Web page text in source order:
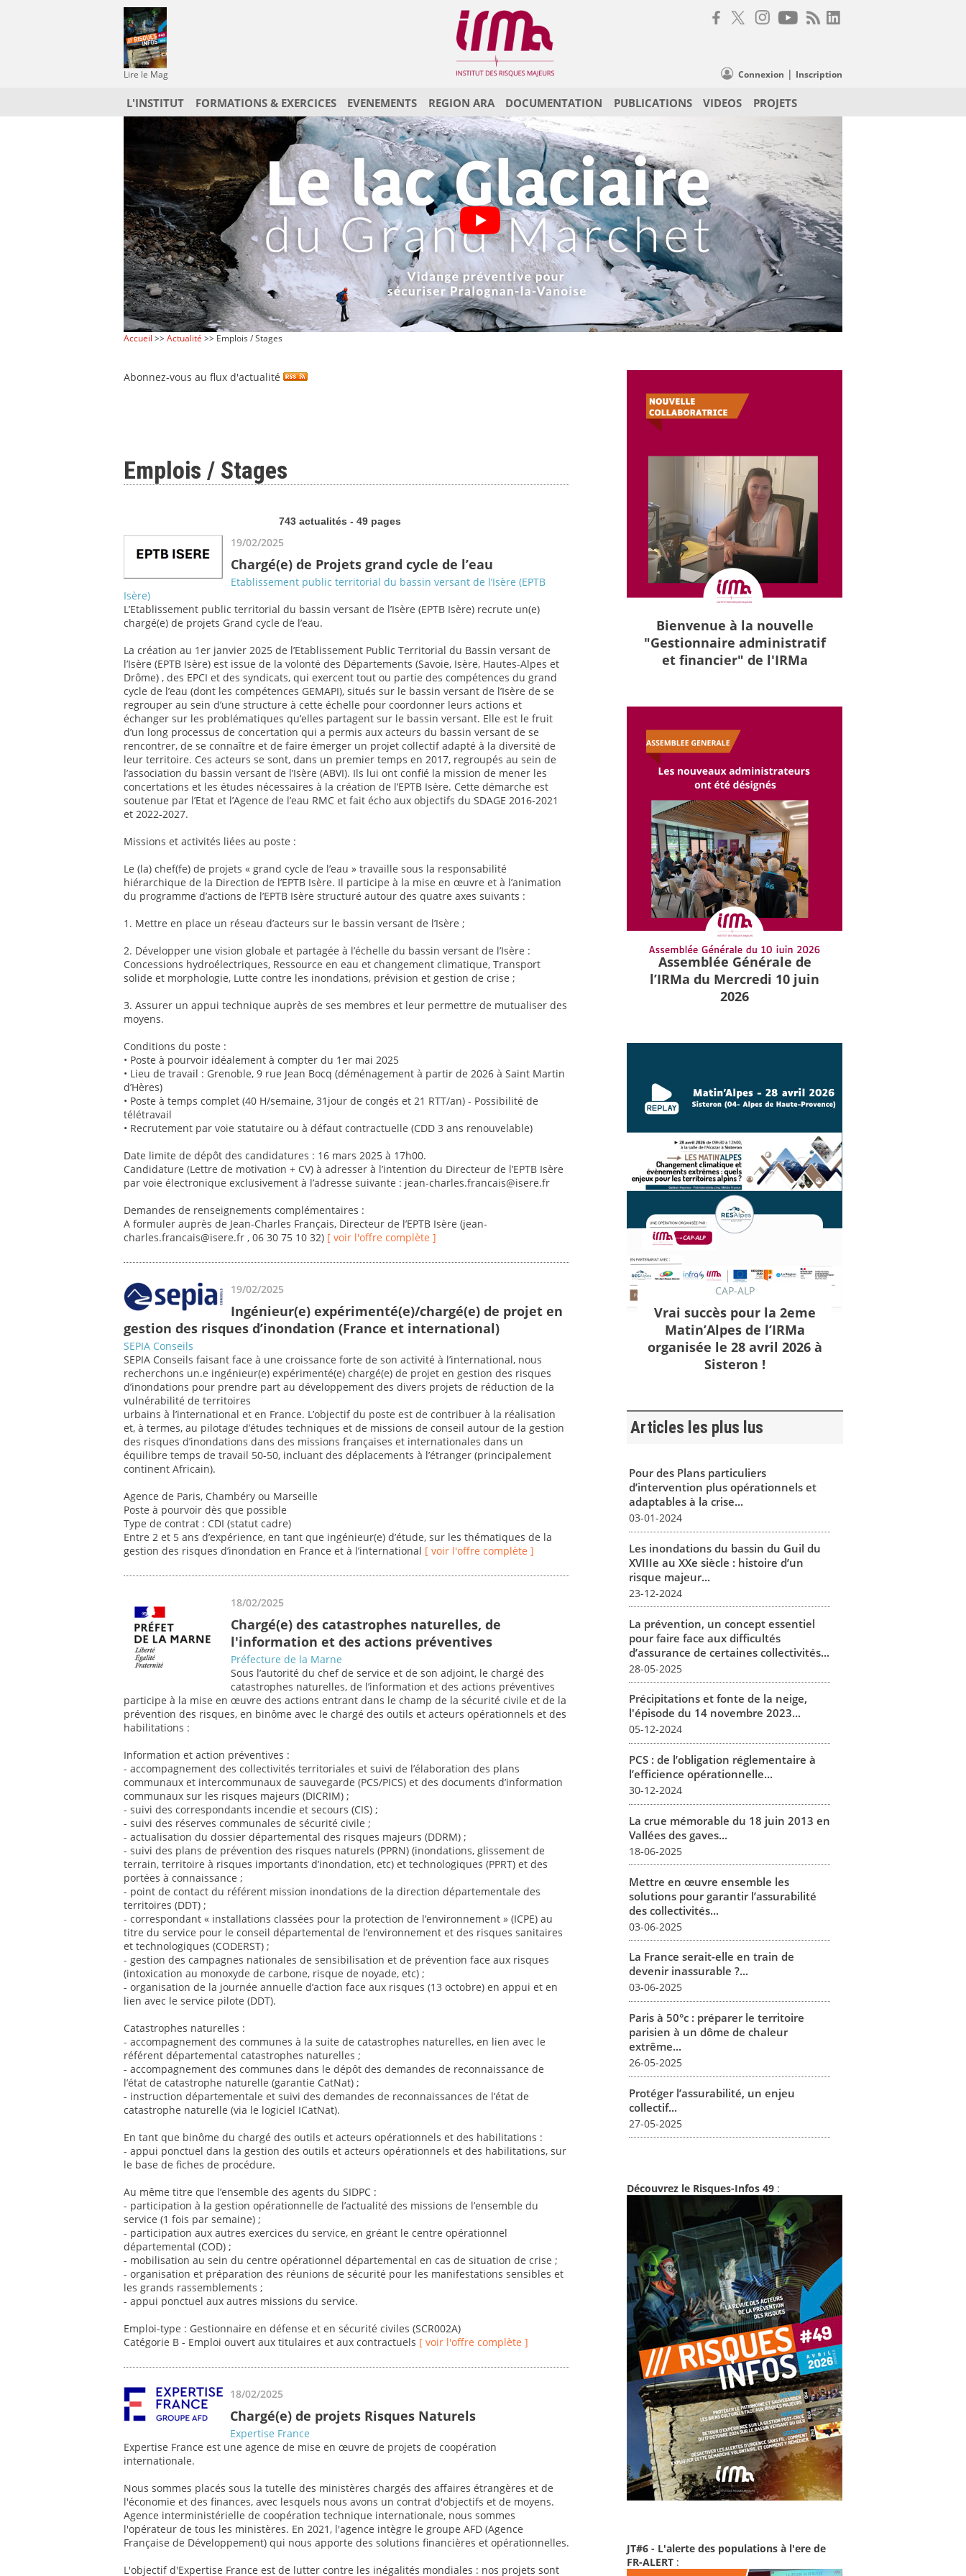
Lire le Mag Connexion | Inscription
L'INSTITUT FORMATIONS & EXERCICES EVENEMENTS REGION ARA DOCUMENTATION PUBLICATIONS VIDEOS PROJETS
Accueil >>Actualité >> Emplois / Stages
Abonnez-vous au flux d'actualité
Emplois / Stages
743 actualités - 49 pages
19/02/2025
Chargé(e) de Projets grand cycle de l’eau
Etablissement public territorial du bassin versant de l’Isère (EPTB
Isère)
L’Etablissement public territorial du bassin versant de l’Isère (EPTB Isère) recrute un(e)
chargé(e) de projets Grand cycle de l’eau.
La création au 1er janvier 2025 de l’Etablissement Public Territorial du Bassin versant de
l’Isère (EPTB Isère) est issue de la volonté des Départements (Savoie, Isère, Hautes-Alpes et
Drôme) , des EPCI et des syndicats, qui exercent tout ou partie des compétences du grand
cycle de l’eau (dont les compétences GEMAPI), situés sur le bassin versant de l’Isère de se
regrouper au sein d’une structure à cette échelle pour coordonner leurs actions et
échanger sur les problématiques qu’elles partagent sur le bassin versant. Elle est le fruit
d’un long processus de concertation qui a permis aux acteurs du bassin versant de se
rencontrer, de se connaître et de faire émerger un projet collectif adapté à la diversité de
leur territoire. Ces acteurs se sont, dans un premier temps en 2017, regroupés au sein de
l’association du bassin versant de l’Isère (ABVI). Ils lui ont confié la mission de mener les
concertations et les études nécessaires à la création de l’EPTB Isère. Cette démarche est
soutenue par l’Etat et l’Agence de l’eau RMC et fait écho aux objectifs du SDAGE 2016-2021
et 2022-2027.
Missions et activités liées au poste :
Le (la) chef(fe) de projets « grand cycle de l’eau » travaille sous la responsabilité
hiérarchique de la Direction de l’EPTB Isère. Il participe à la mise en œuvre et à l’animation
du programme d’actions de l’EPTB Isère structuré autour des quatre axes suivants :
1. Mettre en place un réseau d’acteurs sur le bassin versant de l’Isère ;
2. Développer une vision globale et partagée à l’échelle du bassin versant de l’Isère :
Concessions hydroélectriques, Ressource en eau et changement climatique, Transport
solide et morphologie, Lutte contre les inondations, prévision et gestion de crise ;
3. Assurer un appui technique auprès de ses membres et leur permettre de mutualiser des
moyens.
Conditions du poste :
• Poste à pourvoir idéalement à compter du 1er mai 2025
• Lieu de travail : Grenoble, 9 rue Jean Bocq (déménagement à partir de 2026 à Saint Martin
d’Hères)
• Poste à temps complet (40 H/semaine, 31jour de congés et 21 RTT/an) - Possibilité de
télétravail
• Recrutement par voie statutaire ou à défaut contractuelle (CDD 3 ans renouvelable)
Date limite de dépôt des candidatures : 16 mars 2025 à 17h00.
Candidature (Lettre de motivation + CV) à adresser à l’intention du Directeur de l’EPTB Isère
par voie électronique exclusivement à l’adresse suivante : jean-charles.francais@isere.fr
Demandes de renseignements complémentaires :
A formuler auprès de Jean-Charles Français, Directeur de l’EPTB Isère (jean-
charles.francais@isere.fr , 06 30 75 10 32) [ voir l'offre complète ]
19/02/2025
Ingénieur(e) expérimenté(e)/chargé(e) de projet en
gestion des risques d’inondation (France et international)
SEPIA Conseils
SEPIA Conseils faisant face à une croissance forte de son activité à l’international, nous
recherchons un.e ingénieur(e) expérimenté(e) chargé(e) de projet en gestion des risques
d’inondations pour prendre part au développement des divers projets de réduction de la
vulnérabilité de territoires
urbains à l’international et en France. L’objectif du poste est de contribuer à la réalisation
et, à termes, au pilotage d’études techniques et de missions de conseil autour de la gestion
des risques d’inondations dans des missions françaises et internationales dans un
équilibre temps de travail 50-50, incluant des déplacements à l’étranger (principalement
continent Africain).
Agence de Paris, Chambéry ou Marseille
Poste à pourvoir dès que possible
Type de contrat : CDI (statut cadre)
Entre 2 et 5 ans d’expérience, en tant que ingénieur(e) d’étude, sur les thématiques de la
gestion des risques d’inondation en France et à l’international [ voir l'offre complète ]
18/02/2025
Chargé(e) des catastrophes naturelles, de
l'information et des actions préventives
Préfecture de la Marne
Sous l’autorité du chef de service et de son adjoint, le chargé des
catastrophes naturelles, de l’information et des actions préventives
participe à la mise en œuvre des actions entrant dans le champ de la sécurité civile et de la
prévention des risques, en binôme avec le chargé des outils et acteurs opérationnels et des
habilitations :
Information et action préventives :
- accompagnement des collectivités territoriales et suivi de l’élaboration des plans
communaux et intercommunaux de sauvegarde (PCS/PICS) et des documents d’information
communaux sur les risques majeurs (DICRIM) ;
- suivi des correspondants incendie et secours (CIS) ;
- suivi des réserves communales de sécurité civile ;
- actualisation du dossier départemental des risques majeurs (DDRM) ;
- suivi des plans de prévention des risques naturels (PPRN) (inondations, glissement de
terrain, territoire à risques importants d’inondation, etc) et technologiques (PPRT) et des
portées à connaissance ;
- point de contact du référent mission inondations de la direction départementale des
territoires (DDT) ;
- correspondant « installations classées pour la protection de l’environnement » (ICPE) au
titre du service pour le conseil départemental de l’environnement et des risques sanitaires
et technologiques (CODERST) ;
- gestion des campagnes nationales de sensibilisation et de prévention face aux risques
(intoxication au monoxyde de carbone, risque de noyade, etc) ;
- organisation de la journée annuelle d’action face aux risques (13 octobre) en appui et en
lien avec le service pilote (DDT).
Catastrophes naturelles :
- accompagnement des communes à la suite de catastrophes naturelles, en lien avec le
référent départemental catastrophes naturelles ;
- accompagnement des communes dans le dépôt des demandes de reconnaissance de
l’état de catastrophe naturelle (garantie CatNat) ;
- instruction départementale et suivi des demandes de reconnaissances de l’état de
catastrophe naturelle (via le logiciel ICatNat).
En tant que binôme du chargé des outils et acteurs opérationnels et des habilitations :
- appui ponctuel dans la gestion des outils et acteurs opérationnels et des habilitations, sur
le base de fiches de procédure.
Au même titre que l’ensemble des agents du SIDPC :
- participation à la gestion opérationnelle de l’actualité des missions de l’ensemble du
service (1 fois par semaine) ;
- participation aux autres exercices du service, en gréant le centre opérationnel
départemental (COD) ;
- mobilisation au sein du centre opérationnel départemental en cas de situation de crise ;
- organisation et préparation des réunions de sécurité pour les manifestations sensibles et
les grands rassemblements ;
- appui ponctuel aux autres missions du service.
Emploi-type : Gestionnaire en défense et en sécurité civiles (SCR002A)
Catégorie B - Emploi ouvert aux titulaires et aux contractuels [ voir l'offre complète ]
18/02/2025
Chargé(e) de projets Risques Naturels
Expertise France
Expertise France est une agence de mise en œuvre de projets de coopération
internationale.
Nous sommes placés sous la tutelle des ministères chargés des affaires étrangères et de
l'économie et des finances, avec lesquels nous avons un contrat d'objectifs et de moyens.
Agence interministérielle de coopération technique internationale, nous sommes
l'opérateur de tous les ministères. En 2021, l'agence intègre le groupe AFD (Agence
Française de Développement) qui nous apporte des solutions financières et opérationnelles.
L'objectif d'Expertise France est de lutter contre les inégalités mondiales : nos projets sont
Bienvenue à la nouvelle
"Gestionnaire administratif
et financier" de l'IRMa
Assemblée Générale de
l’IRMa du Mercredi 10 juin
2026
CAP-ALP
Vrai succès pour la 2eme
Matin’Alpes de l’IRMa
organisée le 28 avril 2026 à
Sisteron !
Articles les plus lus
Pour des Plans particuliers
d’intervention plus opérationnels et
adaptables à la crise...
03-01-2024
Les inondations du bassin du Guil du
XVIIIe au XXe siècle : histoire d’un
risque majeur...
23-12-2024
La prévention, un concept essentiel
pour faire face aux difficultés
d’assurance de certaines collectivités...
28-05-2025
Précipitations et fonte de la neige,
l'épisode du 14 novembre 2023...
05-12-2024
PCS : de l’obligation réglementaire à
l’efficience opérationnelle...
30-12-2024
La crue mémorable du 18 juin 2013 en
Vallées des gaves...
18-06-2025
Mettre en œuvre ensemble les
solutions pour garantir l’assurabilité
des collectivités...
03-06-2025
La France serait-elle en train de
devenir inassurable ?...
03-06-2025
Paris à 50°c : préparer le territoire
parisien à un dôme de chaleur
extrême...
26-05-2025
Protéger l’assurabilité, un enjeu
collectif...
27-05-2025
Découvrez le Risques-Infos 49 :
JT#6 - L'alerte des populations à l'ere de
FR-ALERT :